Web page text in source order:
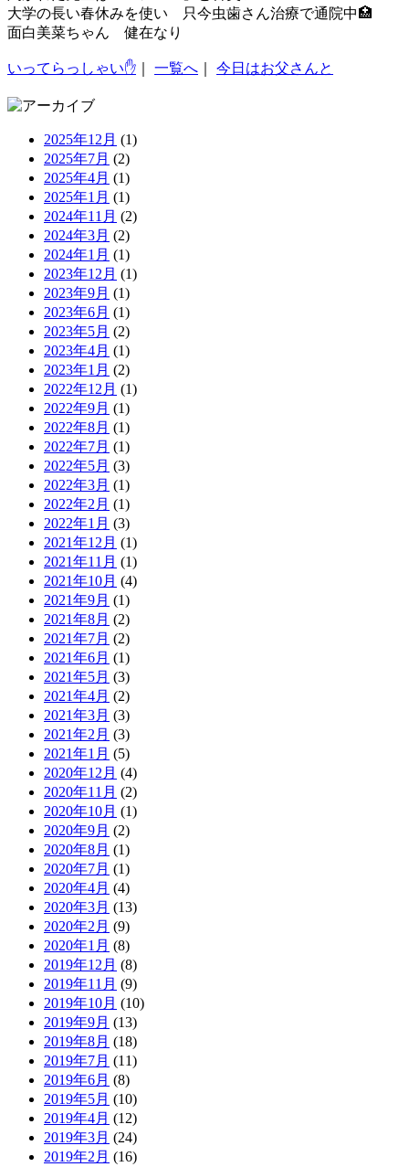
大学の長い春休みを使い 只今虫歯さん治療で通院中🏥
面白美菜ちゃん 健在なり
いってらっしゃい✋ 一覧へ 今日はお父さんと
2025年12月 (1)
2025年7月 (2)
2025年4月 (1)
2025年1月 (1)
2024年11月 (2)
2024年3月 (2)
2024年1月 (1)
2023年12月 (1)
2023年9月 (1)
2023年6月 (1)
2023年5月 (2)
2023年4月 (1)
2023年1月 (2)
2022年12月 (1)
2022年9月 (1)
2022年8月 (1)
2022年7月 (1)
2022年5月 (3)
2022年3月 (1)
2022年2月 (1)
2022年1月 (3)
2021年12月 (1)
2021年11月 (1)
2021年10月 (4)
2021年9月 (1)
2021年8月 (2)
2021年7月 (2)
2021年6月 (1)
2021年5月 (3)
2021年4月 (2)
2021年3月 (3)
2021年2月 (3)
2021年1月 (5)
2020年12月 (4)
2020年11月 (2)
2020年10月 (1)
2020年9月 (2)
2020年8月 (1)
2020年7月 (1)
2020年4月 (4)
2020年3月 (13)
2020年2月 (9)
2020年1月 (8)
2019年12月 (8)
2019年11月 (9)
2019年10月 (10)
2019年9月 (13)
2019年8月 (18)
2019年7月 (11)
2019年6月 (8)
2019年5月 (10)
2019年4月 (12)
2019年3月 (24)
2019年2月 (16)